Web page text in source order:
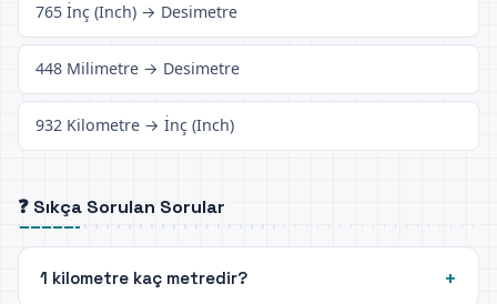
765 İnç (Inch) → Desimetre
448 Milimetre → Desimetre
932 Kilometre → İnç (Inch)
❓ Sıkça Sorulan Sorular
1 kilometre kaç metredir?